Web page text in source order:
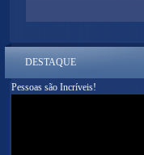
DESTAQUE
Pessoas são Incríveis!